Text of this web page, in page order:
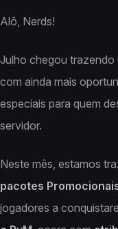
Alô, Nerds!
Julho chegou
com ainda mais
especiais para quem
servidor.
Neste mês, estamos
pacotes
jogadores a